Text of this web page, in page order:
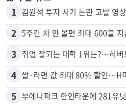
1 김원석 투자 사기 논란 고발 영상
2 5주간 차 안 몰면 최대 600불 지
3 취업 잘되는 대학 1위는?…하
4 쌀·라면 값 최대 80% 할인…H